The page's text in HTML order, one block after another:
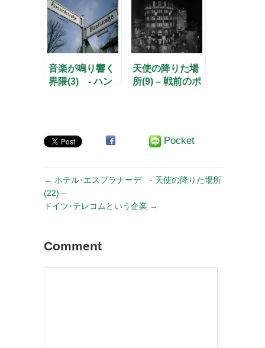
音楽が鳴り響く
界隈(3) - ハン
天使の降りた場
所(9) – 戦前のポ
Pocket
← ホテル･エスプラナーデ - 天使の降りた場所
(22) –
ドイツ･テレコムという企業 →
Comment